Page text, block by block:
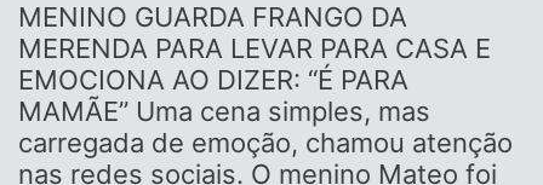
MENINO GUARDA FRANGO DA
MERENDA PARA LEVAR PARA CASA E
EMOCIONA AO DIZER: “É PARA
MAMÃE” Uma cena simples, mas
carregada de emoção, chamou atenção
nas redes sociais. O menino Mateo foi